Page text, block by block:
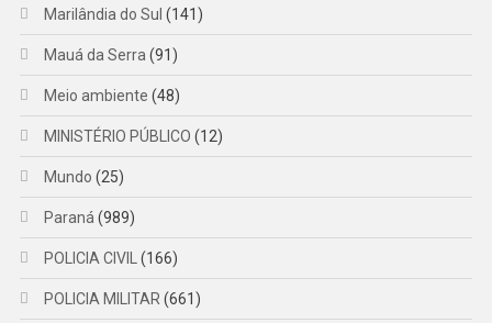
Marilândia do Sul (141)
Mauá da Serra (91)
Meio ambiente (48)
MINISTÉRIO PÚBLICO (12)
Mundo (25)
Paraná (989)
POLICIA CIVIL (166)
POLICIA MILITAR (661)